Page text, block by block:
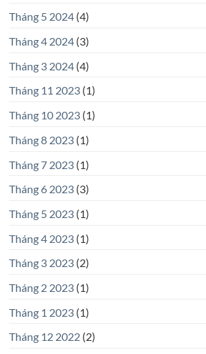
Tháng 5 2024(4)
Tháng 4 2024(3)
Tháng 3 2024(4)
Tháng 11 2023(1)
Tháng 10 2023(1)
Tháng 8 2023(1)
Tháng 7 2023(1)
Tháng 6 2023(3)
Tháng 5 2023(1)
Tháng 4 2023(1)
Tháng 3 2023(2)
Tháng 2 2023(1)
Tháng 1 2023(1)
Tháng 12 2022(2)